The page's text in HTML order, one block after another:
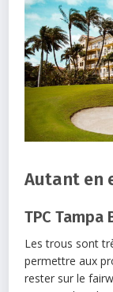
Autant en
TPC Tampa
Les trous sont
permettre aux
rester sur le